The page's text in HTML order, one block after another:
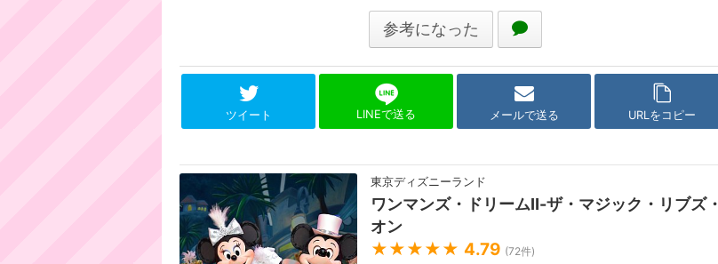
参考になった
ツイート LINEで送る メールで送る URLをコピー
東京ディズニーランド
ワンマンズ・ドリームⅡ-ザ・マジック・リブズ・
オン
★★★★★ 4.79 (72件)